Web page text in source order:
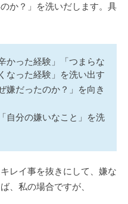
か？」を洗いだします。具
かった経験」「つまらな
なった経験」を洗い出す
嫌だったのか？」を向き
自分の嫌いなこと」を洗
レイ事を抜きにして、嫌な
、私の場合ですが、